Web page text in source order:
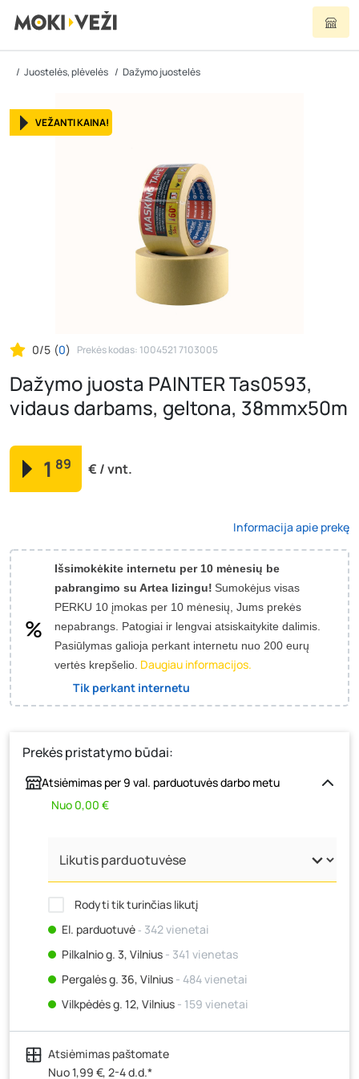
Juostelės, plėvelės Dažymo juostelės
VEŽANTI KAINA!
0/5 (0) Prekės kodas: 1004521 7103005
Dažymo juosta PAINTER Tas0593,
vidaus darbams, geltona, 38mmx50m
1 89 € / vnt.
Informacija apie prekę
Išsimokėkite internetu per 10 mėnesių be
pabrangimo su Artea lizingu! Sumokėjus visas
PERKU 10 įmokas per 10 mėnesių, Jums prekės
nepabrangs. Patogiai ir lengvai atsiskaitykite dalimis.
Pasiūlymas galioja perkant internetu nuo 200 eurų
vertės krepšelio. Daugiau informacijos.
Tik perkant internetu
Prekės pristatymo būdai:
Atsiėmimas per 9 val. parduotuvės darbo metu
Nuo 0,00 €
Rodyti tik turinčias likutį
El. parduotuvė‐ 342 vienetai
Pilkalnio g. 3, Vilnius - 341 vienetas
Pergalės g. 36, Vilnius - 484 vienetai
Vilkpėdės g. 12, Vilnius - 159 vienetai
Ateities g. 15, Vilnius- 409 vienetai
Kauno r., Narsiečių k., Vytauto g. 183, Kaunas
vienetai
Atsiėmimas paštomate
Nuo 1,99 €, 2-4 d.d.*